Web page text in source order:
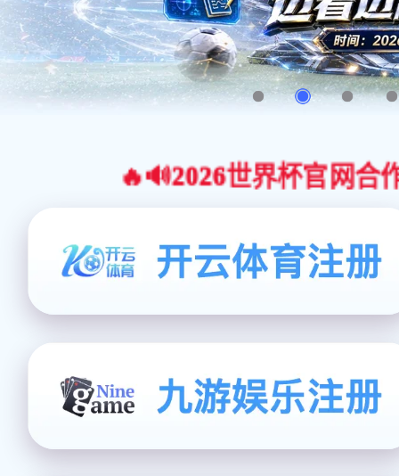
🔥🔊2026世界杯官网合作平台